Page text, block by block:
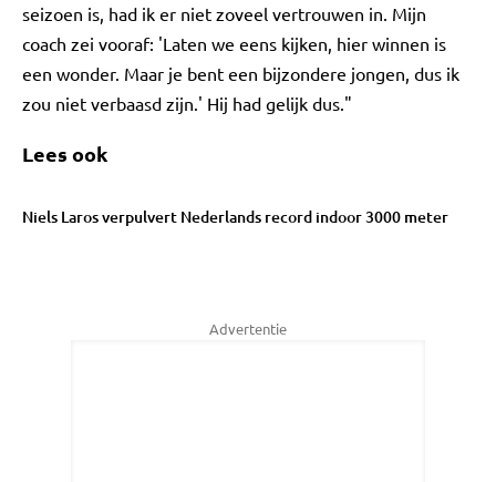
seizoen is, had ik er niet zoveel vertrouwen in. Mijn
coach zei vooraf: 'Laten we eens kijken, hier winnen is
een wonder. Maar je bent een bijzondere jongen, dus ik
zou niet verbaasd zijn.' Hij had gelijk dus."
Lees ook
Niels Laros verpulvert Nederlands record indoor 3000 meter
Advertentie